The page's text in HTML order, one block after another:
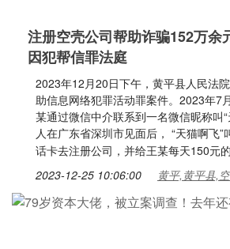
注册空壳公司帮助诈骗152万余
因犯帮信罪法庭
2023年12月20日下午，黄平县人民法
助信息网络犯罪活动罪案件。2023年7
某通过微信中介联系到一名微信昵称叫
人在广东省深圳市见面后， “天猫啊飞
话卡去注册公司，并给王某每天150元
2023-12-25 10:06:00 黄平,黄平县,